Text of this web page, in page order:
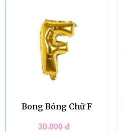
Bong Bóng Chữ F
30.000đ